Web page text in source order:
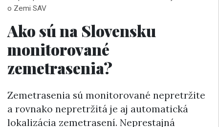
o Zemi SAV
Ako sú na Slovensku
monitorované
zemetrasenia?
Zemetrasenia sú monitorované nepretržite
a rovnako nepretržitá je aj automatická
lokalizácia zemetrasení. Neprestajná